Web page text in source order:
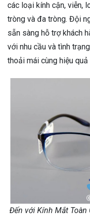
các loại kính cận, viễn,
tròng và đa tròng. Đội
sẵn sàng hỗ trợ khách
với nhu cầu và tình
thoải mái cùng hiệu
Đến với Kính Mắt Toàn